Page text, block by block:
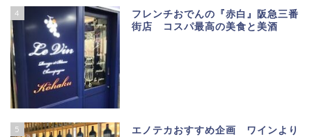
4
フレンチおでんの『赤白』阪急三番
街店 コスパ最高の美食と美酒
5
エノテカおすすめ企画 ワインより